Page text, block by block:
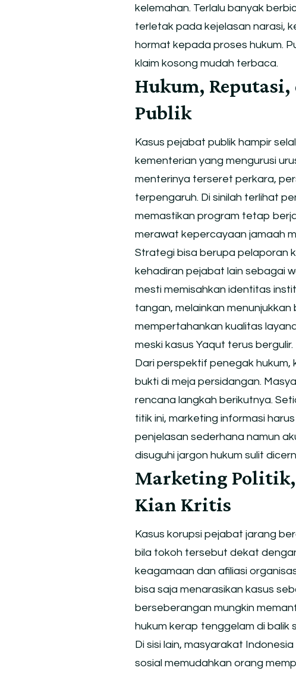
kelemahan. Terlalu banyak
terletak pada kejelasan narasi,
hormat kepada proses hukum.
klaim kosong mudah terbaca.
Hukum,
Publik
Kasus pejabat publik hampir
kementerian yang mengurusi
menterinya terseret perkara,
terpengaruh. Di sinilah terlihat
memastikan program tetap
merawat kepercayaan jamaah
Strategi bisa berupa pelaporan
kehadiran pejabat lain sebagai
mesti memisahkan identitas
tangan, melainkan
mempertahankan kualitas
meski kasus Yaqut terus bergulir.
Dari perspektif penegak
bukti di meja persidangan.
rencana langkah berikutnya.
titik ini, marketing informasi
penjelasan sederhana namun
disuguhi jargon hukum sulit
Marketing
Kian Kritis
Kasus korupsi pejabat jarang
bila tokoh tersebut dekat
keagamaan dan afiliasi
bisa saja menarasikan kasus
berseberangan mungkin
hukum kerap tenggelam di balik
Di sisi lain, masyarakat
sosial memudahkan orang